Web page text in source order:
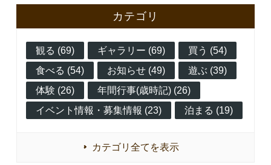
カテゴリ
観る (69) ギャラリー (69)
買う (54)
食べる (54)
お知らせ (49)
遊ぶ (39)
体験 (26)
年間行事(歳時記) (26)
イベント情報・募集情報 (23)
泊まる (19)
カテゴリ全てを表示